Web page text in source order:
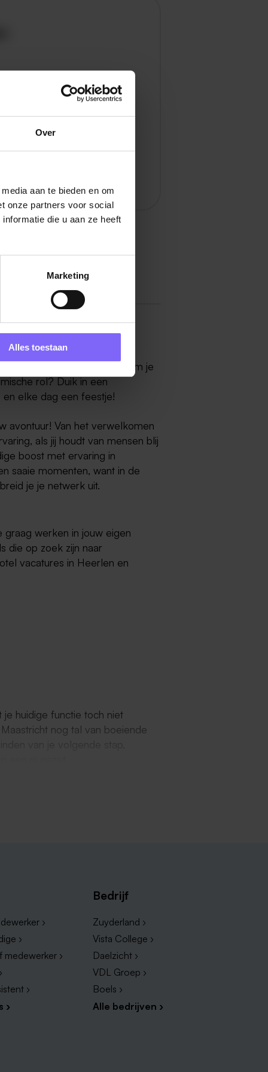
Over
aan te bieden en om
onze partners voor social
die u aan ze heeft
Marketing
Alles toestaan
in Heerlen! Ben jij klaar om je
rol? Duik in een
elke dag een feestje!
avontuur! Van het verwelkomen
als jij houdt van mensen blij
boost met ervaring in
saaie momenten, want in de
je je netwerk uit.
werken in jouw eigen
die op zoek zijn naar
vacatures in Heerlen en
huidige functie toch niet
nog tal van boeiende
dan snel een kijkje!
›
›
medewerker ›
›
›
Bedrijf
Zuyderland ›
Vista College ›
Daelzicht ›
VDL Groep ›
Boels ›
Alle bedrijven ›